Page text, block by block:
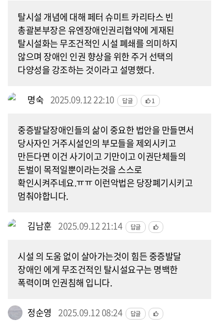
탈시설 개념에 대해 페터 슈미트 카리타스 빈
총괄본부장은 유엔장애인권리협약에 게재된
탈시설화는 무조건적인 시설 폐쇄를 의미하지
않으며 장애인 인권 향상을 위한 주거 선택의
다양성을 강조하는 것이라고 설명했다.
명숙 2025.09.12 22:10 답글 1
중증발달장애인들의 삶이 중요한 법안을 만들면서
당사자인 거주시설인의 부모들을 제외시키고
만든다면 이건 사기이고 기만이고 이권단체들의
돈벌이 목적일뿐이라는것을 스스로
확인시켜주네요.ㅠㅠ 이런악법은 당장폐기시키고
멈춰야합니다.
김남훈 2025.09.12 21:14 답글
시설 의 도움 없이 살아가는것이 힘든 중증발달
장애인 에게 무조건적인 탈시설요구는 명백한
폭력이며 인권침해 입니다.
정순영 2025.09.12 08:24 답글